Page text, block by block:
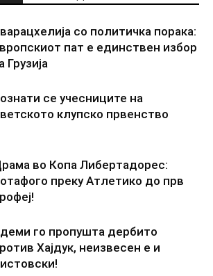
со политичка порака:
пат е единствен избор
Грузија
се учесниците на
клупско првенство
во Копа Либертадорес:
преку Атлетико до прв
го пропушта дербито
Хајдук, неизвесен е и